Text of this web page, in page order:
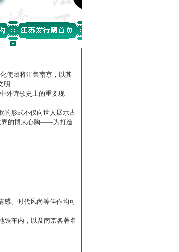
使团将汇集南京，以其
文明……
外诗歌史上的重要现
的形式不仅向世人展示古
界的博大心胸——为打造
感、时代风尚等佳作均可
铁车内，以及南京各著名